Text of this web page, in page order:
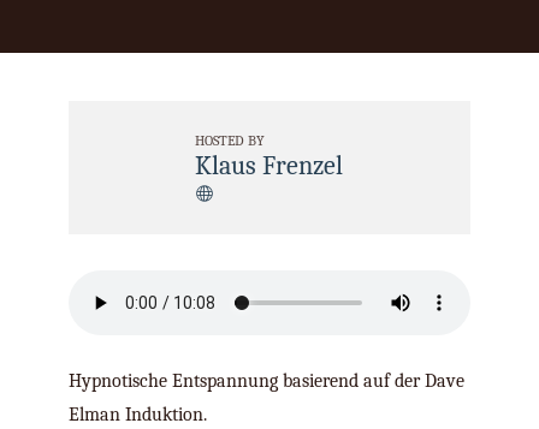
HOSTED BY
Klaus Frenzel
Hypnotische Entspannung basierend auf der Dave
Elman Induktion.